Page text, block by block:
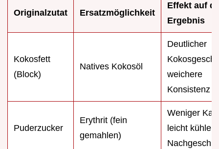
Originalzutat Ersatzmöglichkeit
Effekt auf
Ergebnis
Kokosfett
(Block)
Natives Kokosöl
Deutlicher
weichere
Konsistenz
Puderzucker
Erythrit (fein
gemahlen)
Weniger
leicht